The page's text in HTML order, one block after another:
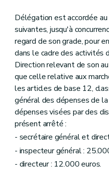
Délégation est accordée
suivantes, jusqu'à
regard de son grade, pour
dans le cadre des activités
Direction relevant de son
que celle relative aux
les articles de base 12,
général des dépenses de
dépenses visées par des
présent arrêté :
- secrétaire général et
- inspecteur général :
- directeur : 12.000 euros.